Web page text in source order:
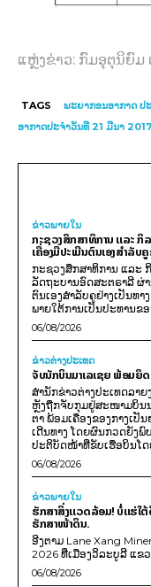
ແຫຼ່ງຂ່າວ: ກົມອຸຕຸນິຍົມ
TAGS
ພະຍາກອນອາກາດ ປ
ອາກາດປະຈຳວັນທີ 21 ມີນາ 2017
ຂ່າວພາຍ​ໃນ
ກະຊວງສຶກສາທິການ ແລະ ກິ
ເຄື່ອງມືປະເມີນຕົນເອງສຳລັ
ກະຊວງສຶກສາທິການ ແລະ
ລັດຖະບານອົດສະຕຣາລີ ຜ່
ຕົນເອງສຳລັບຄູຢ່າງເປັນທ
ພາຍໃຕ້ການເປັນປະທານຂອ
06/08/2026
ຂ່າວຕ່າງປະເທດ
ຈັບນັກບິນມາເລເຊຍ ພ້ອມຍຶດ
ສຳນັກຂ່າວຕ່າງປະເທດລາ
ຫຼັງຖືກຈັບກຸມຢູ່ສະໜາມບິນ
ຕາ ພ້ອມເຄື່ອງຂອງກາງເປັ
ເດີນທາງ ໂດຍຜົນກວດຍັງພົ
ປະຕິບັດໜ້າທີ່ຂັບເຮືອບິນໂດຍ
06/08/2026
ຂ່າວພາຍ​ໃນ
ຮັກສາສິ່ງແວດລ້ອມ! ບໍ່ແຮ່
ຮັກສາໜ້າດິນ.
ອີງຕາມ Lane Xang
2026 ທີ່ເມືອງວິລະບູລີ ແຂ
06/08/2026